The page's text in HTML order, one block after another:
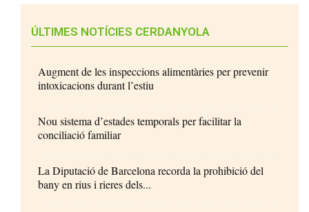
ÚLTIMES NOTÍCIES CERDANYOLA
Augment de les inspeccions alimentàries per prevenir
intoxicacions durant l’estiu
Nou sistema d’estades temporals per facilitar la
conciliació familiar
La Diputació de Barcelona recorda la prohibició del
bany en rius i rieres dels...